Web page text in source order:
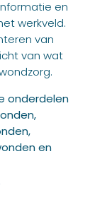
en
werkveld.
van
van wat
onderdelen
en